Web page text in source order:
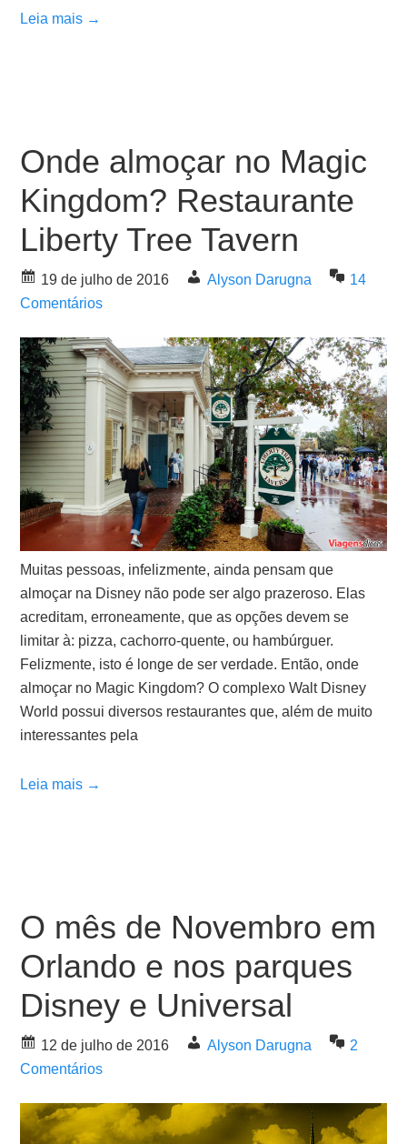
Leia mais →
Onde almoçar no Magic
Kingdom? Restaurante
Liberty Tree Tavern
19 de julho de 2016 Alyson Darugna
14
Comentários
Muitas pessoas, infelizmente, ainda pensam que
almoçar na Disney não pode ser algo prazeroso. Elas
acreditam, erroneamente, que as opções devem se
limitar à: pizza, cachorro-quente, ou hambúrguer.
Felizmente, isto é longe de ser verdade. Então, onde
almoçar no Magic Kingdom? O complexo Walt Disney
World possui diversos restaurantes que, além de muito
interessantes pela
Leia mais →
O mês de Novembro em
Orlando e nos parques
Disney e Universal
12 de julho de 2016 Alyson Darugna
2
Comentários